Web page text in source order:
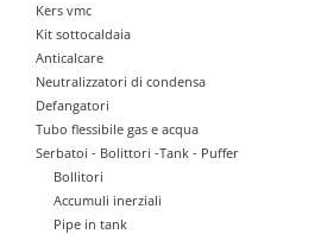
Kers vmc
Kit sottocaldaia
Anticalcare
Neutralizzatori di condensa
Defangatori
Tubo flessibile gas e acqua
Serbatoi - Bolittori -Tank - Puffer
Bollitori
Accumuli inerziali
Pipe in tank